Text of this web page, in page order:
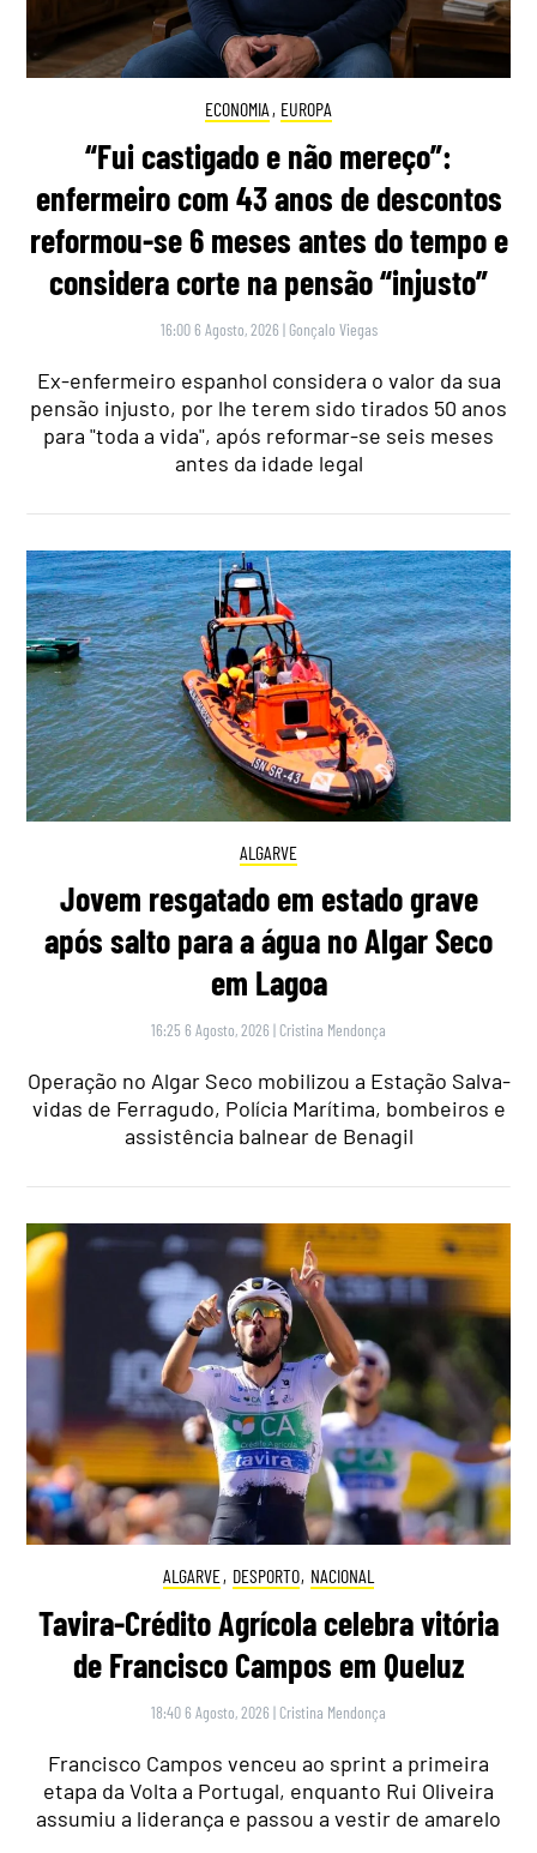
ECONOMIA , EUROPA
“Fui castigado e não mereço”:
enfermeiro com 43 anos de descontos
reformou-se 6 meses antes do tempo e
considera corte na pensão “injusto”
16:00 6 Agosto, 2026 | Gonçalo Viegas
Ex-enfermeiro espanhol considera o valor da sua
pensão injusto, por lhe terem sido tirados 50 anos
para "toda a vida", após reformar-se seis meses
antes da idade legal
ALGARVE
Jovem resgatado em estado grave
após salto para a água no Algar Seco
em Lagoa
16:25 6 Agosto, 2026 | Cristina Mendonça
Operação no Algar Seco mobilizou a Estação Salva-
vidas de Ferragudo, Polícia Marítima, bombeiros e
assistência balnear de Benagil
ALGARVE, DESPORTO, NACIONAL
Tavira-Crédito Agrícola celebra vitória
de Francisco Campos em Queluz
18:40 6 Agosto, 2026 | Cristina Mendonça
Francisco Campos venceu ao sprint a primeira
etapa da Volta a Portugal, enquanto Rui Oliveira
assumiu a liderança e passou a vestir de amarelo